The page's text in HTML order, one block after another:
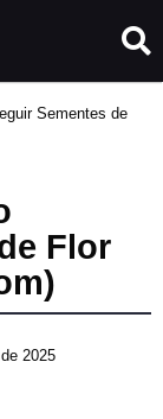
Sementes de
Flor
2025